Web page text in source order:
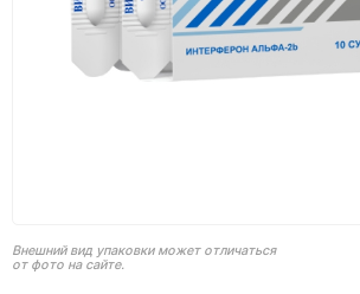
Внешний вид упаковки может отличаться
от фото на сайте.